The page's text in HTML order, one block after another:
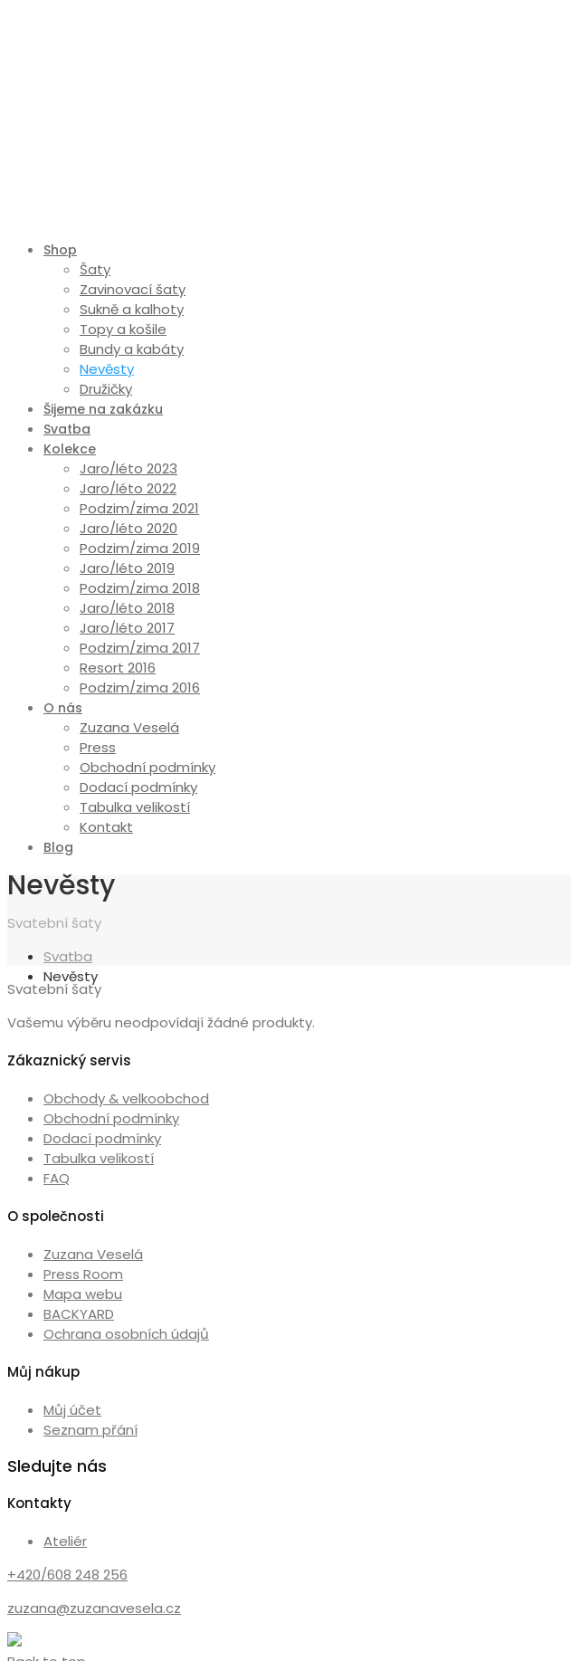
Shop
Šaty
Zavinovací šaty
Sukně a kalhoty
Topy a košile
Bundy a kabáty
Nevěsty
Družičky
Šijeme na zakázku
Svatba
Kolekce
Jaro/léto 2023
Jaro/léto 2022
Podzim/zima 2021
Jaro/léto 2020
Podzim/zima 2019
Jaro/léto 2019
Podzim/zima 2018
Jaro/léto 2018
Jaro/léto 2017
Podzim/zima 2017
Resort 2016
Podzim/zima 2016
O nás
Zuzana Veselá
Press
Obchodní podmínky
Dodací podmínky
Tabulka velikostí
Kontakt
Blog
Nevěsty
Svatební šaty
Svatba
Nevěsty
Svatební šaty
Vašemu výběru neodpovídají žádné produkty.
Zákaznický servis
Obchody & velkoobchod
Obchodní podmínky
Dodací podmínky
Tabulka velikostí
FAQ
O společnosti
Zuzana Veselá
Press Room
Mapa webu
BACKYARD
Ochrana osobních údajů
Můj nákup
Můj účet
Seznam přání
Sledujte nás
Kontakty
Ateliér
+420/608 248 256
zuzana@zuzanavesela.cz